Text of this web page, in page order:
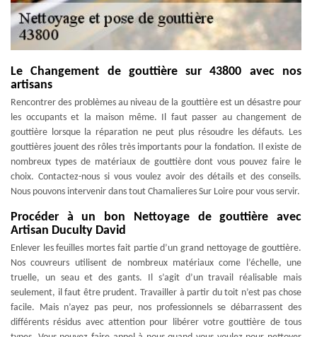
Le Changement de gouttière sur 43800 avec nos
artisans
Rencontrer des problèmes au niveau de la gouttière est un désastre pour
les occupants et la maison même. Il faut passer au changement de
gouttière lorsque la réparation ne peut plus résoudre les défauts. Les
gouttières jouent des rôles très importants pour la fondation. Il existe de
nombreux types de matériaux de gouttière dont vous pouvez faire le
choix. Contactez-nous si vous voulez avoir des détails et des conseils.
Nous pouvons intervenir dans tout Chamalieres Sur Loire pour vous servir.
Procéder à un bon Nettoyage de gouttière avec
Artisan Duculty David
Enlever les feuilles mortes fait partie d’un grand nettoyage de gouttière.
Nos couvreurs utilisent de nombreux matériaux come l’échelle, une
truelle, un seau et des gants. Il s’agit d’un travail réalisable mais
seulement, il faut être prudent. Travailler à partir du toit n’est pas chose
facile. Mais n’ayez pas peur, nos professionnels se débarrassent des
différents résidus avec attention pour libérer votre gouttière de tous